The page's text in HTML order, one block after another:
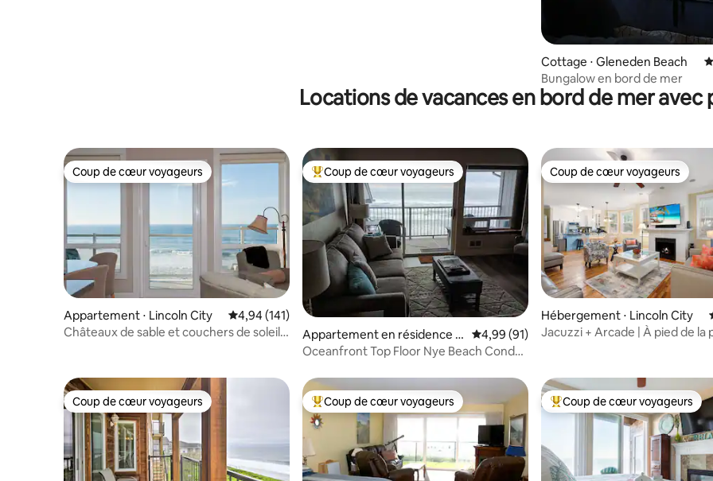
Cottage ⋅ Gleneden Beach
Bungalow en bord de mer
Locations de vacances en bord de mer avec
Coup de cœur voyageurs
Coup de cœur voyageurs
Appartement ⋅ Lincoln City Évaluation moyenne sur la base de 141 commentaires : 4,94 sur 5
4,94 (141)
Châteaux de sable et couchers de soleil -
Coups de cœur voyageurs les plus appréciés
Coup de cœur voyageurs
Appartement en résidence ⋅
Newport
Évaluation moyenne sur la base de 91
4,99 (91)
Oceanfront Top Floor Nye Beach Condo
Coup de cœur voyageurs
Coup de cœur voyageurs
Hébergement ⋅ Lincoln City
Jacuzzi + Arcade | À pied de la
Coup de cœur voyageurs
Coup de cœur voyageurs Coups de cœur voyageurs les plus appréciés
Coup de cœur voyageurs Coups de cœur voyageurs les
Coup de cœur voyageurs